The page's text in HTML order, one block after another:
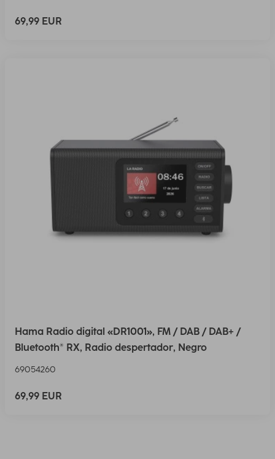
69,99 EUR
Hama Radio digital «DR1001», FM / DAB / DAB+ /
Bluetooth® RX, Radio despertador, Negro
69054260
69,99 EUR